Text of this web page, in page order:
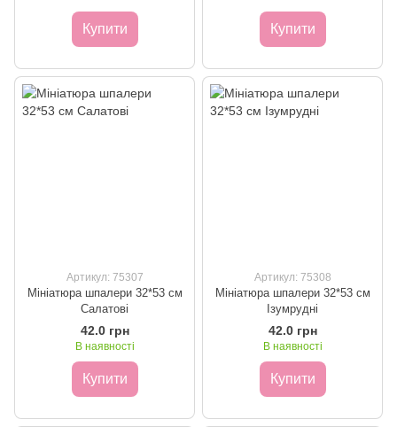
Купити Купити
Артикул: 75307
Мініатюра шпалери 32*53 см
Салатові
42.0 грн
В наявності
Купити
Артикул: 75308
Мініатюра шпалери 32*53 см
Ізумрудні
42.0 грн
В наявності
Купити